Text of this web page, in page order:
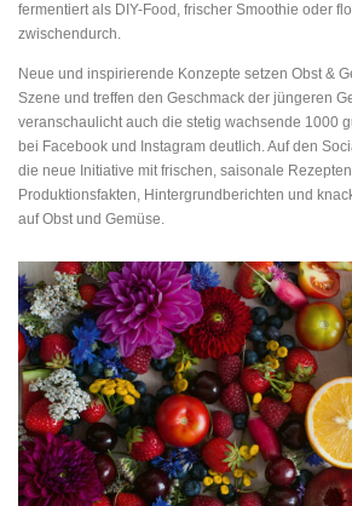
fermentiert als DIY-Food, frischer Smoothie oder
zwischendurch.
Neue und inspirierende Konzepte setzen Obst &
Szene und treffen den Geschmack der jüngeren
veranschaulicht auch die stetig wachsende 1000
bei Facebook und Instagram deutlich. Auf den
die neue Initiative mit frischen, saisonale
Produktionsfakten, Hintergrundberichten und
auf Obst und Gemüse.